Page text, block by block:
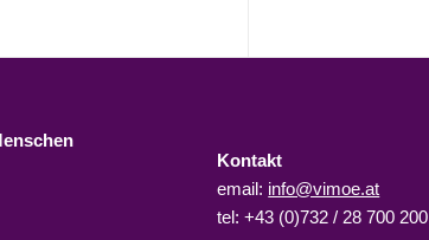
Kontakt
email: info@vimoe.at
tel: +43 (0)732 / 28 700 200